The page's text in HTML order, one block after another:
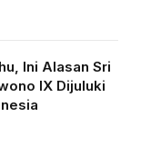
Ini Alasan Sri
IX Dijuluki